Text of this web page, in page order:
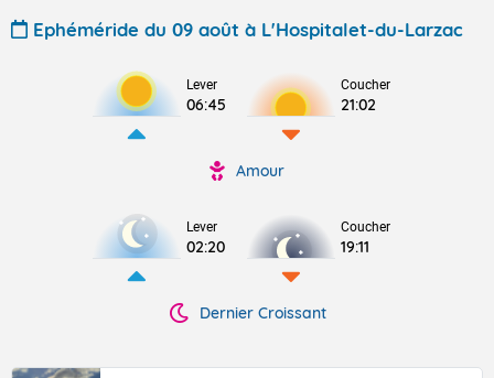
Ephéméride du 09 août à L'Hospitalet-du-Larzac
Lever
06:45
Coucher
21:02
Amour
Lever
02:20
Coucher
19:11
Dernier Croissant